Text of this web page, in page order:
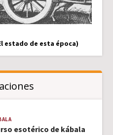
estado de esta época)
esotérico de kábala